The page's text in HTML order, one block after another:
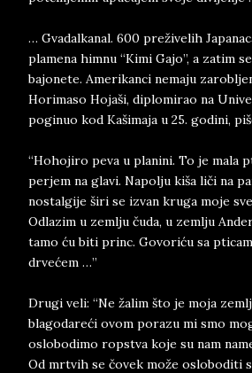
… Gvadalkanal. 600 preživelih
plamena himnu “Kimi Gajo”, a zatim
bajonete. Amerikanci nemaju
Horimaso Hojaši, diplomirao na
poginuo kod Kašimaja u 25. godini,
“Hohojiro peva u planini. To je mala
perjem na glavi. Napolju kiša liči na
nostalgije širi se izvan kruga moje
Odlazim u zemlju čuda, u zemlju
tamo ću biti princ. Govoriću sa
drvećem …”
Drugi veli: “Ne žalim što je moja
blagodareći ovom porazu mi smo
oslobodimo ropstva koje su nam
Od mrtvih se čovek može osloboditi